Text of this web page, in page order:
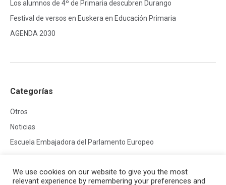
Los alumnos de 4º de Primaria descubren Durango
Festival de versos en Euskera en Educación Primaria
AGENDA 2030
Categorías
Otros
Noticias
Escuela Embajadora del Parlamento Europeo
We use cookies on our website to give you the most
relevant experience by remembering your preferences and